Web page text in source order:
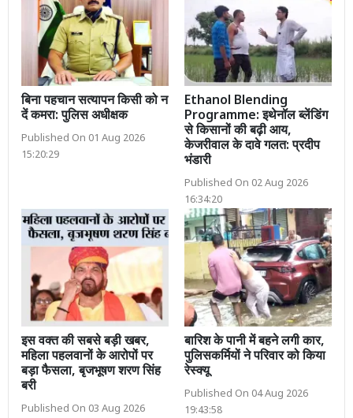
बिना पहचान सत्यापन किसी को न
दें कमरा: पुलिस अधीक्षक
Published On 01 Aug 2026
15:20:29
Ethanol Blending
Programme: इथेनॉल ब्लेंडिंग
से किसानों की बढ़ी आय,
केजरीवाल के दावे गलत: प्रदीप
भंडारी
Published On 02 Aug 2026
16:34:20
इस वक्त की सबसे बड़ी खबर,
महिला पहलवानों के आरोपों पर
बड़ा फैसला, बृजभूषण शरण सिंह
बरी
Published On 03 Aug 2026
बारिश के पानी में बहने लगी कार,
पुलिसकर्मियों ने परिवार को किया
रेस्क्यू
Published On 04 Aug 2026
19:43:58